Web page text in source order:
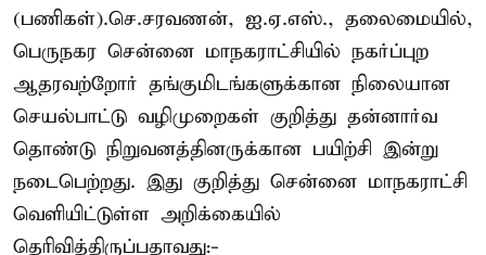
(பணிகள்).செ.சரவணன், ஐ.ஏ.எஸ்., தலைமையில்,
பெருநகர சென்னை மாநகராட்சியில் நகர்ப்புற
ஆதரவற்றோர் தங்குமிடங்களுக்கான நிலையான
செயல்பாட்டு வழிமுறைகள் குறித்து தன்னார்வ
தொண்டு நிறுவனத்தினருக்கான பயிற்சி இன்று
நடைபெற்றது. இது குறித்து சென்னை மாநகராட்சி
வெளியிட்டுள்ள அறிக்கையில்
தெரிவித்திருப்பதாவது:-